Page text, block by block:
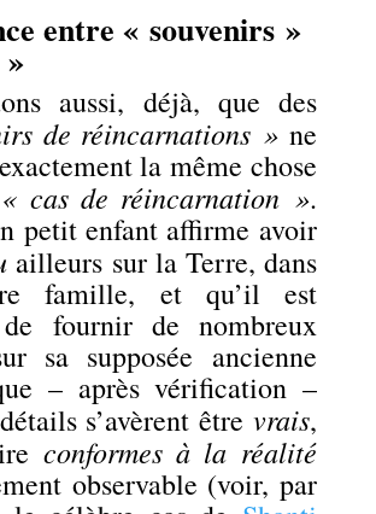
entre « souvenirs »
aussi, déjà, que des
de réincarnations »ne
la même chose
« cas de réincarnation ».
petit enfant affirme avoir
ailleurs sur la Terre, dans
famille, et qu’il est
fournir de nombreux
sa supposée ancienne
– après vérification –
s’avèrent être vrais,
conformes à la réalité
observable (voir, par